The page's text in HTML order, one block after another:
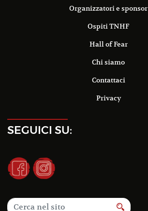
Organizzatori e sponsor
Ospiti TNHF
Hall of Fear
Chi siamo
Contattaci
Privacy
SEGUICI SU: